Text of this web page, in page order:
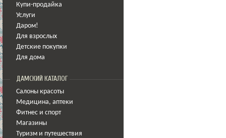
Купи-продайка
Услуги
Даром!
Для взрослых
Детские покупки
Для дома
ДАМСКИЙ КАТАЛОГ
Салоны красоты
Медицина, аптеки
Фитнес и спорт
Магазины
Туризм и путешествия